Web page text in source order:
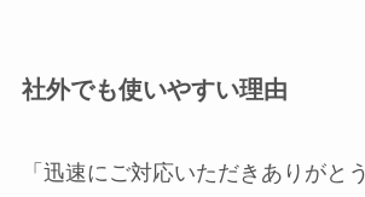
社外でも使いやすい理由
「迅速にご対応いただきありがと